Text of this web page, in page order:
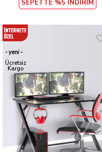
SEPETTE %5 İNDİRİM
yeni
ürün
Ücretsiz
Kargo